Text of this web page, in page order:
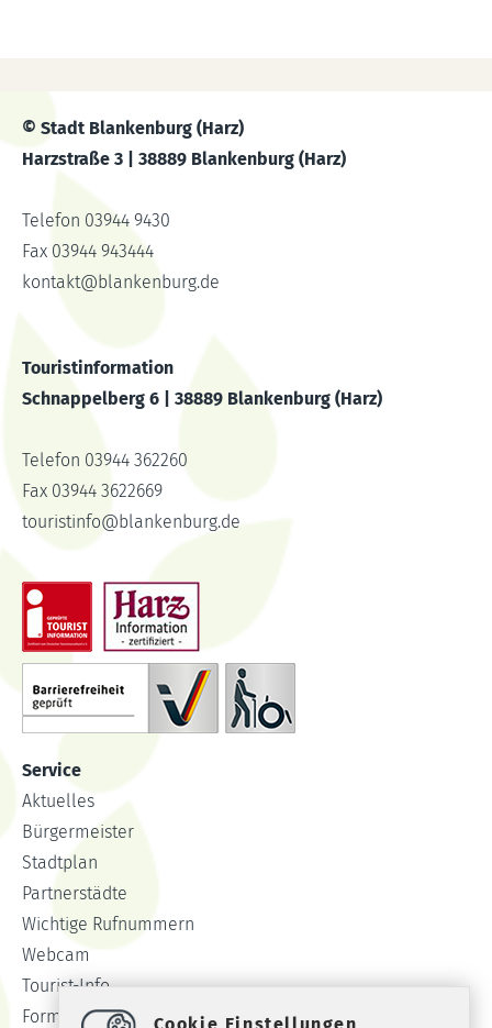
© Stadt Blankenburg (Harz)
Harzstraße 3 | 38889 Blankenburg (Harz)
Telefon 03944 9430
Fax 03944 943444
kontakt@blankenburg.de
Touristinformation
Schnappelberg 6 | 38889 Blankenburg (Harz)
Telefon 03944 362260
Fax 03944 3622669
touristinfo@blankenburg.de
Service
Aktuelles
Bürgermeister
Stadtplan
Partnerstädte
Wichtige Rufnummern
Webcam
Tourist-Info
Formulare